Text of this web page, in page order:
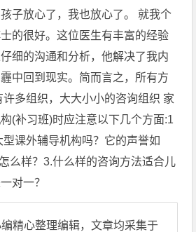
子放心了，我也放心了。 就我个
的很好。这位医生有丰富的经验
细的沟通和分析，他解决了我内
中回到现实。简而言之，所有方
多组织，大大小小的咨询组织 家
(补习班)时应注意以下几个方面:1
课外辅导机构吗？它的声誉如
么样？3.什么样的咨询方法适合儿
对一？
精心整理编辑，文章均采集于